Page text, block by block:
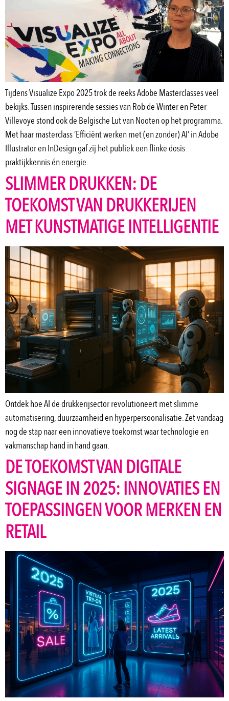
Tijdens Visualize Expo 2025 trok de reeks Adobe Masterclasses veel
bekijks. Tussen inspirerende sessies van Rob de Winter en Peter
Villevoye stond ook de Belgische Lut van Nooten op het programma.
Met haar masterclass ‘Efficiënt werken met (en zonder) AI’ in Adobe
Illustrator en InDesign gaf zij het publiek een flinke dosis
praktijkkennis én energie.
SLIMMER DRUKKEN: DE
TOEKOMST VAN DRUKKERIJEN
MET KUNSTMATIGE INTELLIGENTIE
Ontdek hoe AI de drukkerijsector revolutioneert met slimme
automatisering, duurzaamheid en hyperpersoonalisatie. Zet vandaag
nog de stap naar een innovatieve toekomst waar technologie en
vakmanschap hand in hand gaan.
DE TOEKOMST VAN DIGITALE
SIGNAGE IN 2025: INNOVATIES EN
TOEPASSINGEN VOOR MERKEN EN
RETAIL